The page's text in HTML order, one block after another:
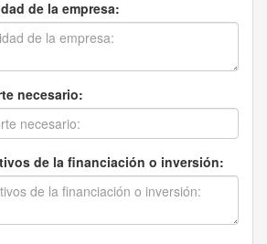
de la empresa:
necesario:
de la financiación o inversión: